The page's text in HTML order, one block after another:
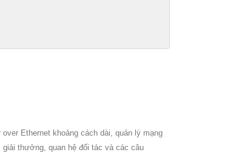
Ethernet khoảng cách dài, quản lý mạng
thưởng, quan hệ đối tác và các câu